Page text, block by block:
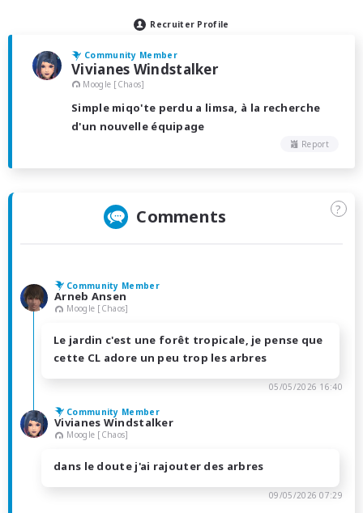
Recruiter Profile
Community Member
Vivianes Windstalker
Moogle [Chaos]
Simple miqo'te perdu a limsa, à la recherche
d'un nouvelle équipage
Report
Comments ?
Community Member
Arneb Ansen
Moogle [Chaos]
Le jardin c'est une forêt tropicale, je pense que
cette CL adore un peu trop les arbres
05/05/2026 16:40
Community Member
Vivianes Windstalker
Moogle [Chaos]
dans le doute j'ai rajouter des arbres
09/05/2026 07:29